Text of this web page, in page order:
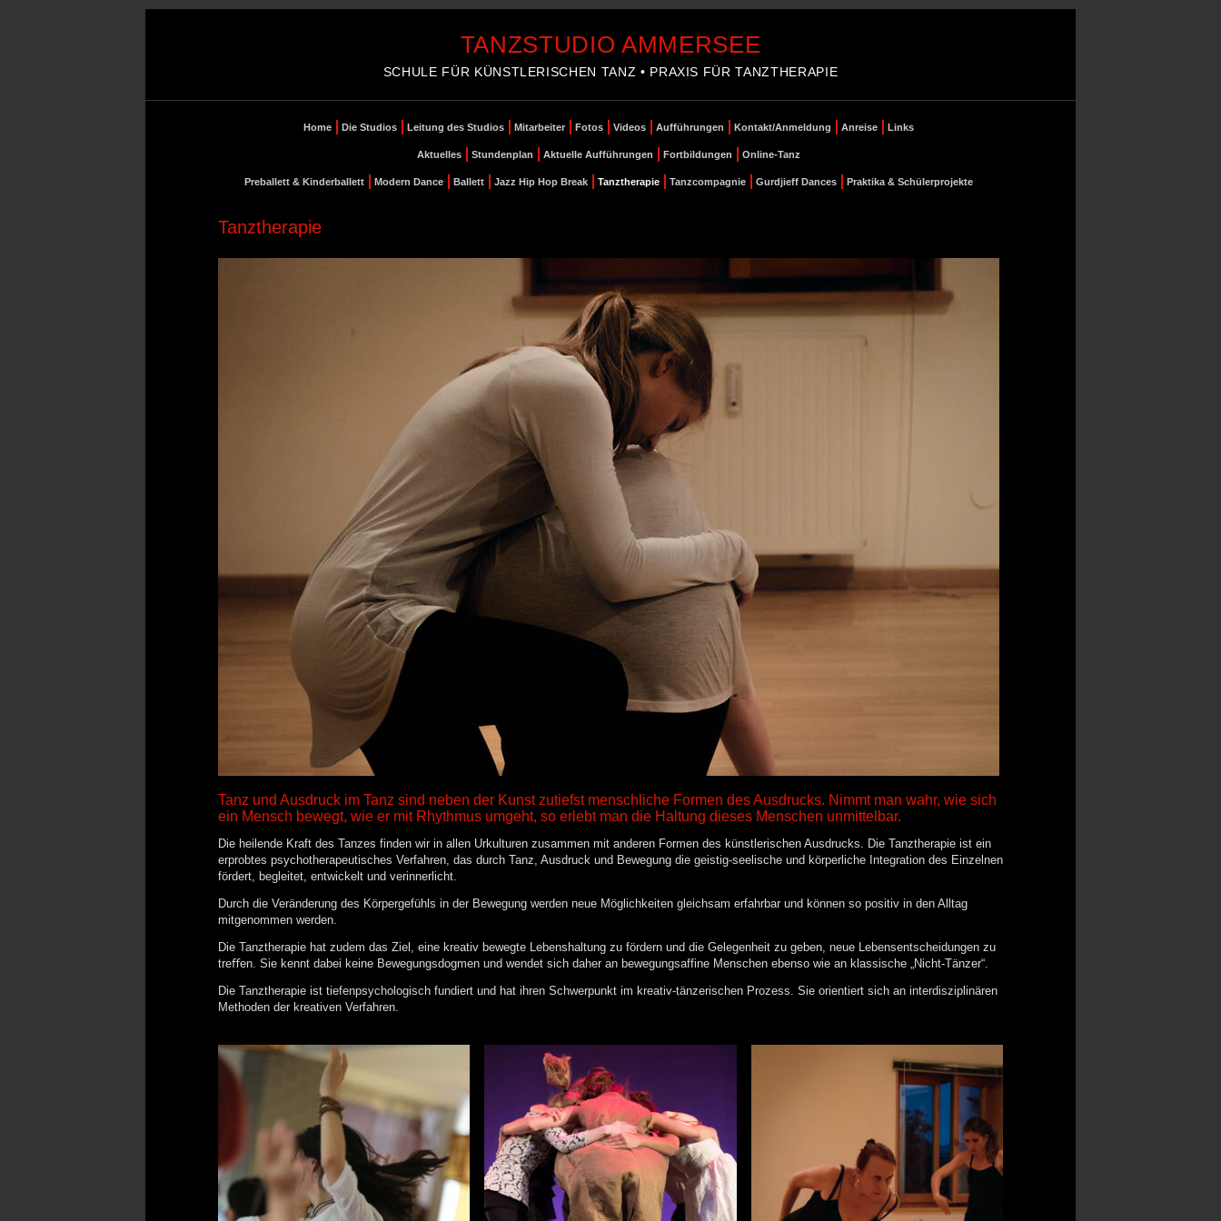
TANZSTUDIO AMMERSEE
SCHULE FÜR KÜNSTLERISCHEN TANZ • PRAXIS FÜR TANZTHERAPIE
Navigation
Home Die Studios Leitung des Studios Mitarbeiter Fotos Videos Aufführungen Kontakt/Anmeldung Anreise Links
Navigation
Aktuelles Stundenplan Aktuelle Aufführungen Fortbildungen Online-Tanz
Navigation
Preballett & Kinderballett Modern Dance Ballett Jazz Hip Hop Break Tanztherapie Tanzcompagnie Gurdjieff Dances Praktika & Schülerprojekte
Tanztherapie
Tanz und Ausdruck im Tanz sind neben der Kunst zutiefst menschliche Formen des Ausdrucks. Nimmt man wahr, wie sich
ein Mensch bewegt, wie er mit Rhythmus umgeht, so erlebt man die Haltung dieses Menschen unmittelbar.
Die heilende Kraft des Tanzes finden wir in allen Urkulturen zusammen mit anderen Formen des künstlerischen Ausdrucks. Die Tanztherapie ist ein
erprobtes psychotherapeutisches Verfahren, das durch Tanz, Ausdruck und Bewegung die geistig-seelische und körperliche Integration des Einzelnen
fördert, begleitet, entwickelt und verinnerlicht.
Durch die Veränderung des Körpergefühls in der Bewegung werden neue Möglichkeiten gleichsam erfahrbar und können so positiv in den Alltag
mitgenommen werden.
Die Tanztherapie hat zudem das Ziel, eine kreativ bewegte Lebenshaltung zu fördern und die Gelegenheit zu geben, neue Lebensentscheidungen zu
treﬀen. Sie kennt dabei keine Bewegungsdogmen und wendet sich daher an bewegungsaffine Menschen ebenso wie an klassische „Nicht-Tänzer“.
Die Tanztherapie ist tiefenpsychologisch fundiert und hat ihren Schwerpunkt im kreativ-tänzerischen Prozess. Sie orientiert sich an interdisziplinären
Methoden der kreativen Verfahren.